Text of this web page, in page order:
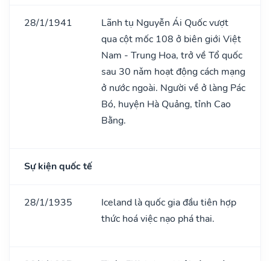
28/1/1941
Lãnh tụ Nguyễn Ái Quốc vượt
qua cột mốc 108 ở biên giới Việt
Nam - Trung Hoa, trở về Tổ quốc
sau 30 nǎm hoạt động cách mạng
ở nước ngoài. Người về ở làng Pác
Bó, huyện Hà Quảng, tỉnh Cao
Bằng.
Sự kiện quốc tế
28/1/1935
Iceland là quốc gia đầu tiên hợp
thức hoá việc nạo phá thai.